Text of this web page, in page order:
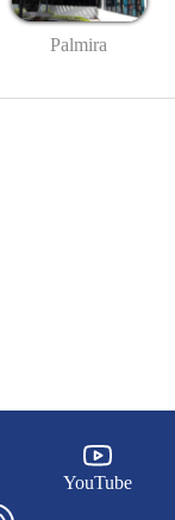
Palmira
YouTube